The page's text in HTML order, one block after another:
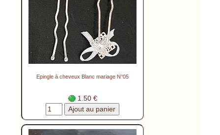
Epingle à cheveux Blanc mariage N°05
1.50 €